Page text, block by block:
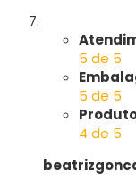
5 de 5
5 de 5
4 de 5